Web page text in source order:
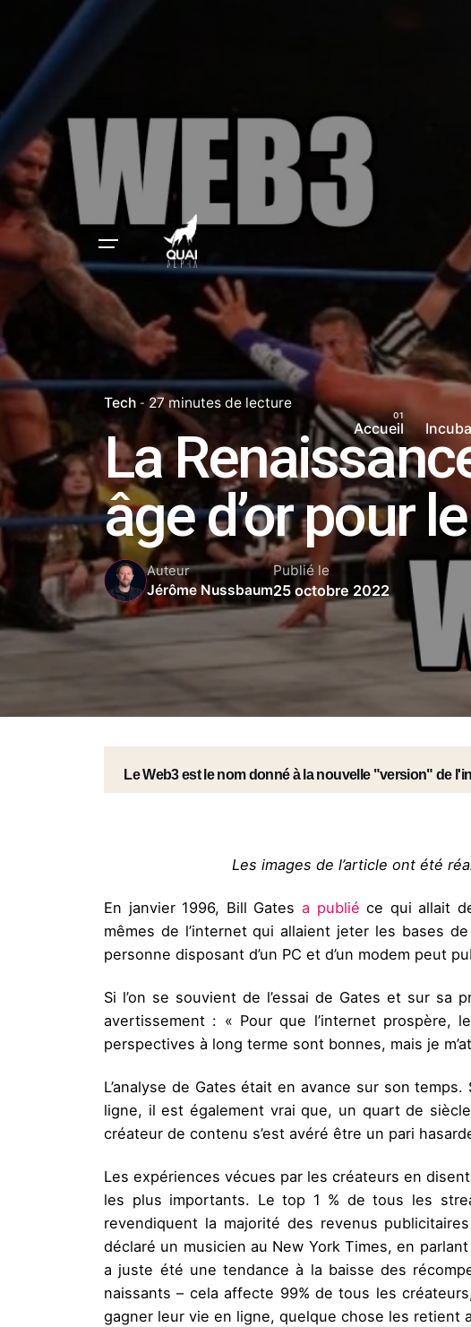
Accueil
Tech 27 minutes de lecture
La
âge d’or pour
Auteur
Jérôme Nussbaum
Publié le
25 octobre 2022
Le Web3 est le nom donné à la nouvelle "version" de
Les images de l’article ont été
En janvier 1996, Bill Gates a publié ce qui allait
mêmes de l’internet qui allaient jeter les bases
personne disposant d’un PC et d’un modem peut
Si l’on se souvient de l’essai de Gates et sur sa
avertissement : « Pour que l’internet prospère,
perspectives à long terme sont bonnes, mais je
L’analyse de Gates était en avance sur son
ligne, il est également vrai que, un quart de
créateur de contenu s’est avéré être un pari
Les expériences vécues par les créateurs en
les plus importants. Le top 1 % de tous les
revendiquent la majorité des revenus
déclaré un musicien au New York Times, en
a juste été une tendance à la baisse des
naissants – cela affecte 99% de tous les
gagner leur vie en ligne, quelque chose les retient